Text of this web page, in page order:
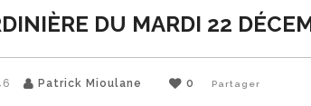
DU MARDI 22
Patrick Mioulane 0 Partager